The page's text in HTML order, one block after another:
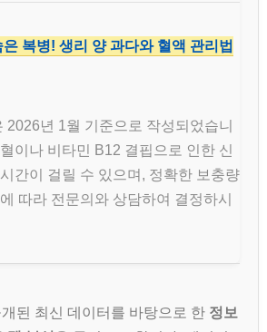
복병! 생리 양 과다와 혈액 관리법
2026년 1월 기준으로 작성되었습니
이나 비타민 B12 결핍으로 인한 신
간이 걸릴 수 있으며, 정확한 보충량
따라 전문의와 상담하여 결정하시
된 최신 데이터를 바탕으로 한 정보